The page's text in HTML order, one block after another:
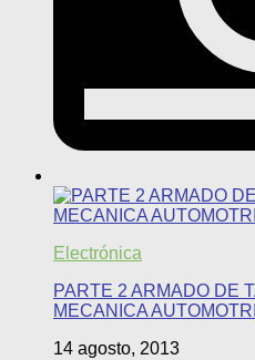
Electrónica
PARTE 2 ARMADO DE
MECANICA
14 agosto, 2013